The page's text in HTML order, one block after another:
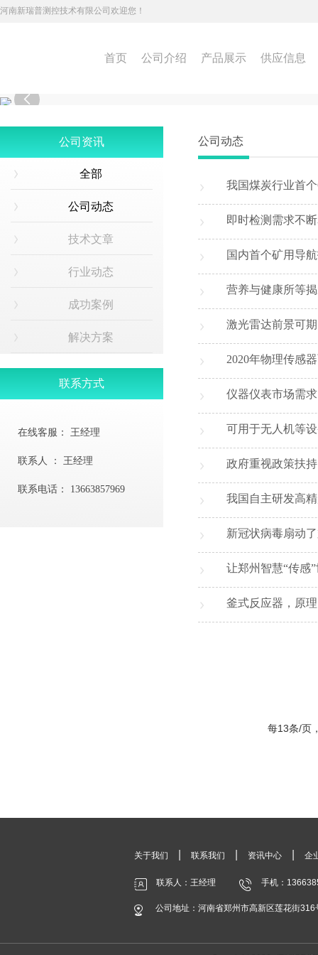
河南新瑞普测控技术有限公司欢迎您！
首页 公司介绍 产品展示 供应信息

公司资讯
全部
公司动态
技术文章
行业动态
成功案例
解决方案
联系方式
在线客服： 王经理
联系人 ： 王经理
联系电话： 13663857969
公司动态
我国煤炭行业首
即时检测需求不
国内首个矿用导
营养与健康所等
激光雷达前景可
2020年物理传感
仪器仪表市场需
可用于无人机等
政府重视政策扶
我国自主研发高
新冠状病毒扇动
让郑州智慧“传感
釜式反应器，原
每13条/页
关于我们 联系我们 资讯中心 企
联系人：王经理 手机：
公司地址：河南省郑州市高新区莲花街316